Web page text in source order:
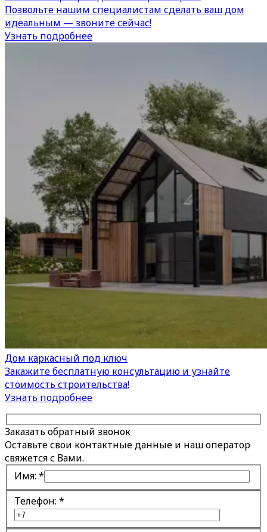
Позвольте нашим специалистам сделать ваш дом
идеальным — звоните сейчас!
Узнать подробнее
Дом каркасный под ключ
Закажите бесплатную консультацию и узнайте
стоимость строительства!
Узнать подробнее
Заказать обратный звонок
Оставьте свои контактные данные и наш оператор
свяжется с Вами.
Имя: *
Телефон: *